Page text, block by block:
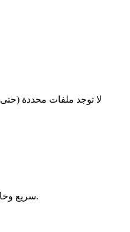
لا توجد ملفات محددة (حتى 10 ملفات، بحد أقصى 2 جيجابايت)
تحويل MKV إلى M4A سريع وخاص وموثوق.